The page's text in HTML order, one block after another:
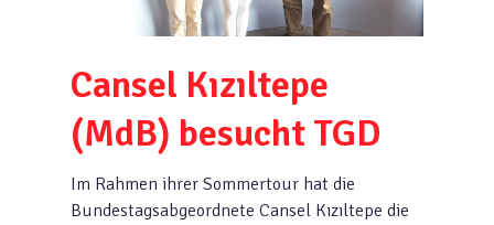
Cansel Kızıltepe
(MdB) besucht TGD
Im Rahmen ihrer Sommertour hat die
Bundestagsabgeordnete Cansel Kızıltepe die